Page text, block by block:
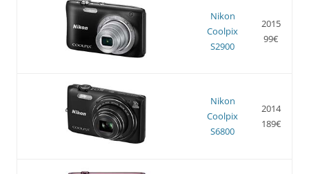
Nikon
Coolpix
S2900
2015
99€
Nikon
Coolpix
S6800
2014
189€